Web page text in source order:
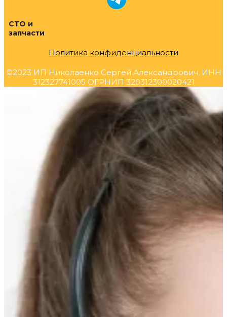
СТО и
запчасти
Политика конфиденциальности
©2023 ИП Николаенко Сергей Александрович, ИНН
312327741005 ОГРНИП 320312300020421